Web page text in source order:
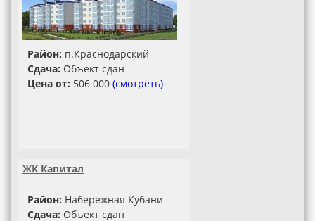
Район: п.Краснодарский
Сдача: Объект сдан
Цена от: 506 000 (смотреть)
ЖК Капитал
Район: Набережная Кубани
Сдача: Объект сдан